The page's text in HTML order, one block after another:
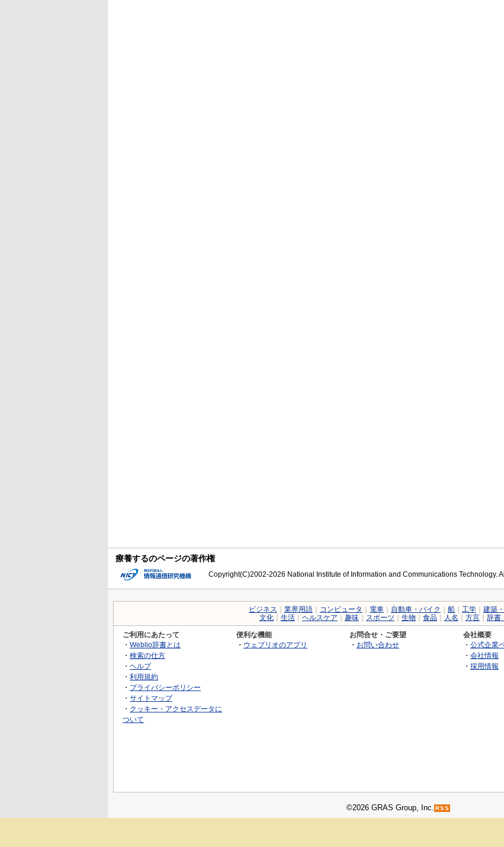
療養するのページの著作権
Copyright(C)2002-2026 National Institute of Information and Communications Technology.
ビジネス 業界用語 コンピュータ 電車 自動車・バイク 船 工学 建築
文化
生活 ヘルスケア 趣味 スポーツ 生物 食品 人名 方言 辞書
ご利用にあたって
・ Weblio辞書とは
・ 検索の仕方
・ ヘルプ
・ 利用規約
・ プライバシーポリシー
・ サイトマップ
・ クッキー・アクセスデータに
ついて
便利な機能
・ ウェブリオのアプリ
お問合せ・ご要望
・ お問い合わせ
会社概要
・ 公式企業
・ 会社情報
・ 採用情報
©2026 GRAS Group, Inc. RSS